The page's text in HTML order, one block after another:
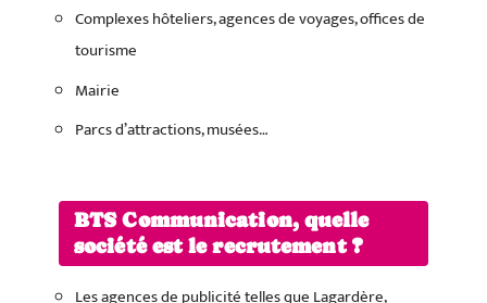
Complexes hôteliers, agences de voyages, offices de
tourisme
Mairie
Parcs d’attractions, musées…
BTS Communication, quelle
société est le recrutement ?
Les agences de publicité telles que Lagardère,